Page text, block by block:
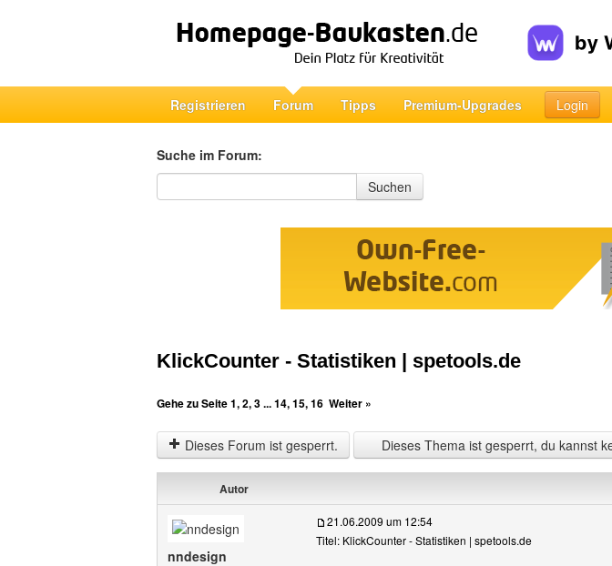
Registrieren Forum Tipps Premium-Upgrades Login
Suche im Forum:
Suche im Forum
Suchen
KlickCounter - Statistiken | spetools.de
Gehe zu Seite1,2,3...14,15,16 Weiter »
Dieses Forum ist gesperrt. Dieses Thema ist gesperrt, du kannst
Autor
nndesign
21.06.2009 um 12:54
Titel: KlickCounter - Statistiken | spetools.de